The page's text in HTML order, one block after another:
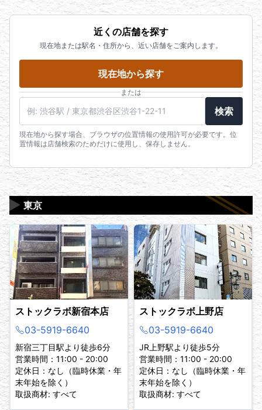
近くの店舗を探す
現在地または駅名・住所から、近い店舗をご案内します。
現在地から探す
または
検索
現在地から探す場合、ブラウザの位置情報の使用許可が必要です。位
置情報は店舗検索のためだけに使用し、保存しません。
東京
▶
ストックラボ新宿本店
03-5919-6640
新宿三丁目駅より徒歩6分
営業時間：11:00 - 20:00
定休日：なし（臨時休業・年
末年始を除く）
取扱商材: すべて
ストックラボ上野店
03-5919-6640
JR上野駅より徒歩5分
営業時間：11:00 - 20:00
定休日：なし（臨時休業・年
末年始を除く）
取扱商材: すべて